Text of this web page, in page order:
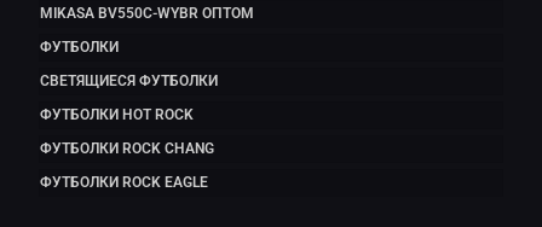
MIKASA BV550C-WYBR ОПТОМ
ФУТБОЛКИ
СВЕТЯЩИЕСЯ ФУТБОЛКИ
ФУТБОЛКИ HOT ROCK
ФУТБОЛКИ ROCK CHANG
ФУТБОЛКИ ROCK EAGLE